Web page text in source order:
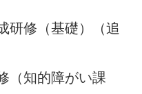
研修（基礎）（追
（知的障がい課